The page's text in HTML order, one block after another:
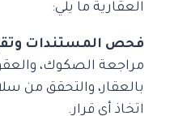
العقارية ما يلي:
فحص المستندات
مراجعة الصكوك،
بالعقار، والتحقق من
اتخاذ أي قرار.